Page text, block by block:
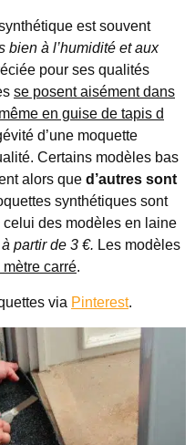
est souvent
bien à l’humidité et aux
pour ses qualités
se posent aisément dans
en guise de tapis d
d’une moquette
Certains modèles bas
alors que d’autres sont
synthétiques sont
des modèles en laine
partir de 3 €. Les modèles
carré.
via Pinterest.